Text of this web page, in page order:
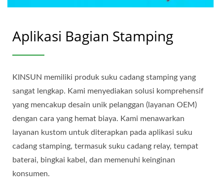
Aplikasi Bagian Stamping
KINSUN memiliki produk suku cadang stamping yang
sangat lengkap. Kami menyediakan solusi komprehensif
yang mencakup desain unik pelanggan (layanan OEM)
dengan cara yang hemat biaya. Kami menawarkan
layanan kustom untuk diterapkan pada aplikasi suku
cadang stamping, termasuk suku cadang relay, tempat
baterai, bingkai kabel, dan memenuhi keinginan
konsumen.